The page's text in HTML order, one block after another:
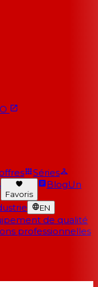
Séries
Favoris
BlogUn
EN
de qualité
professionnelles